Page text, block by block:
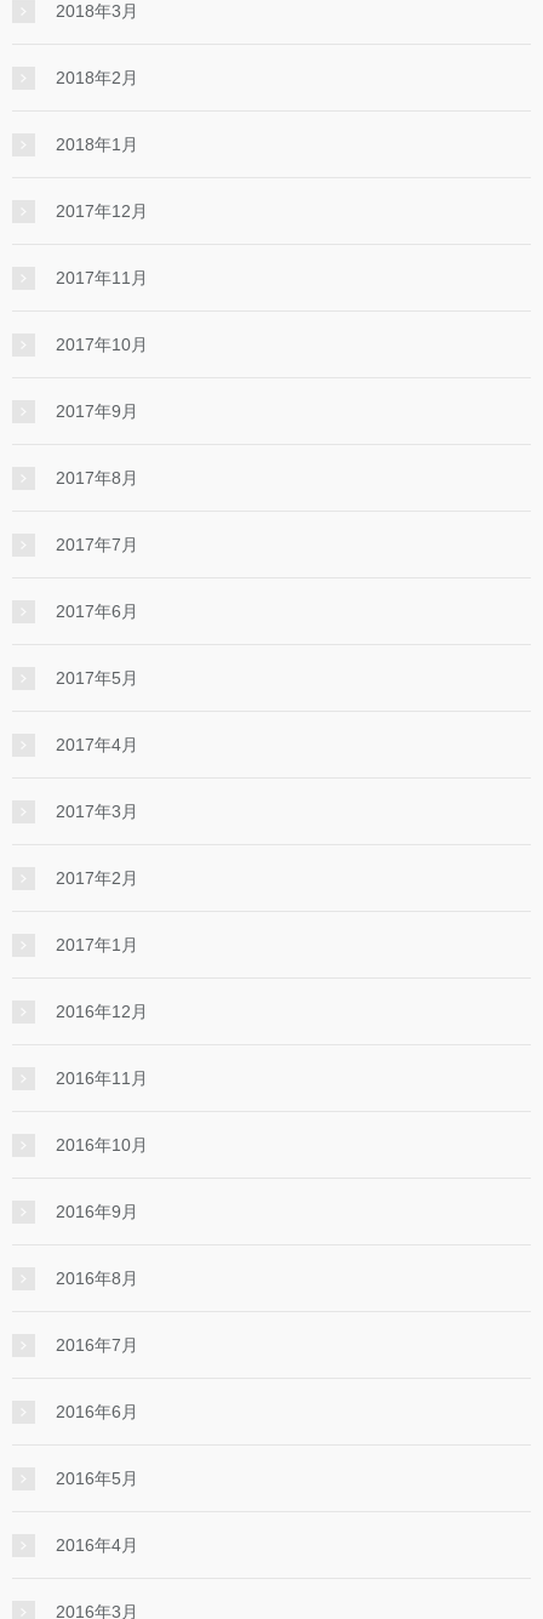
2018年3月
2018年2月
2018年1月
2017年12月
2017年11月
2017年10月
2017年9月
2017年8月
2017年7月
2017年6月
2017年5月
2017年4月
2017年3月
2017年2月
2017年1月
2016年12月
2016年11月
2016年10月
2016年9月
2016年8月
2016年7月
2016年6月
2016年5月
2016年4月
2016年3月